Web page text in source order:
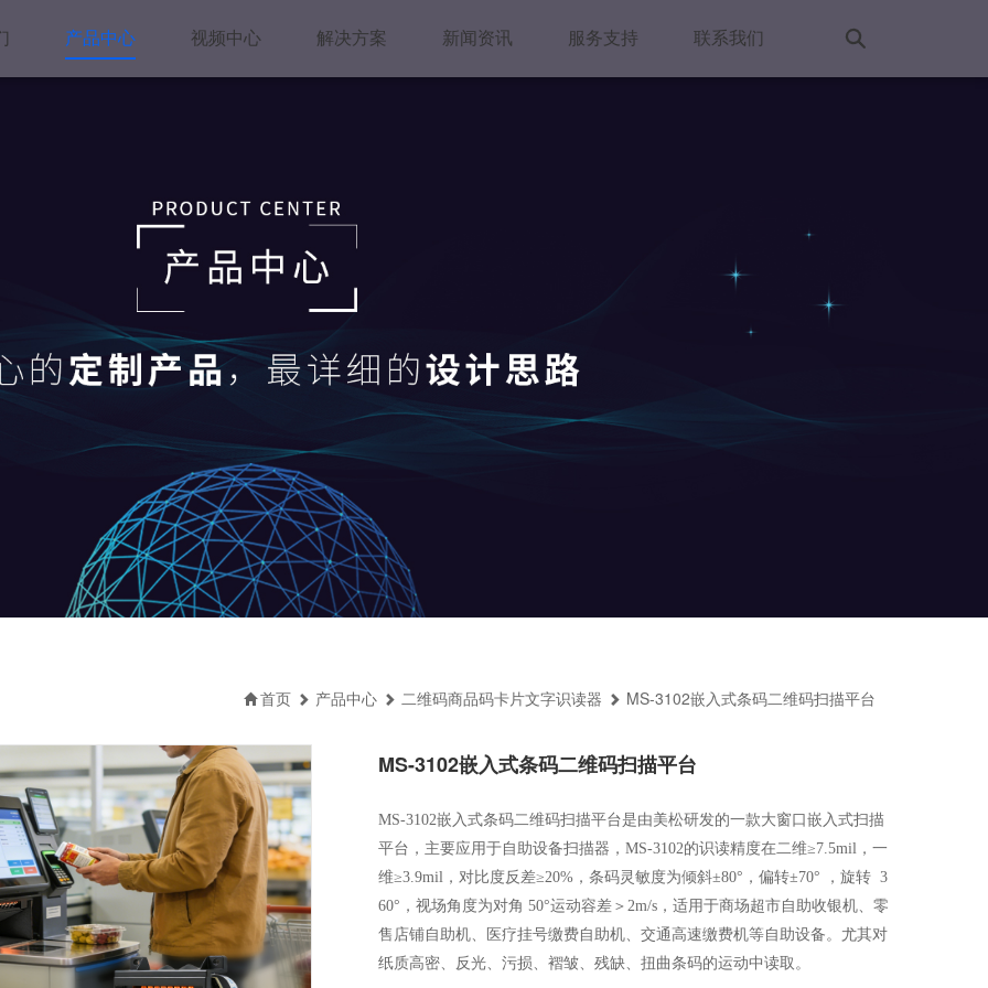
产品中心 视频中心 解决方案 新闻资讯 服务支持 联系我们
首页 产品中心 二维码商品码卡片文字识读器 MS-3102嵌入式条码二维码扫描平台
MS-3102嵌入式条码二维码扫描平台
MS-3102嵌入式条码二维码扫描平台是由美松研发的一款大窗口嵌入式扫描
平台，主要应用于自助设备扫描器，MS-3102的识读精度在二维≥7.5mil，一
维≥3.9mil，对比度反差≥20%，条码灵敏度为倾斜±80°，偏转±70° ，旋转  3
60°，视场角度为对角 50°运动容差＞2m/s，适用于商场超市自助收银机、零
售店铺自助机、医疗挂号缴费自助机、交通高速缴费机等自助设备。尤其对
纸质高密、反光、污损、褶皱、残缺、扭曲条码的运动中读取。